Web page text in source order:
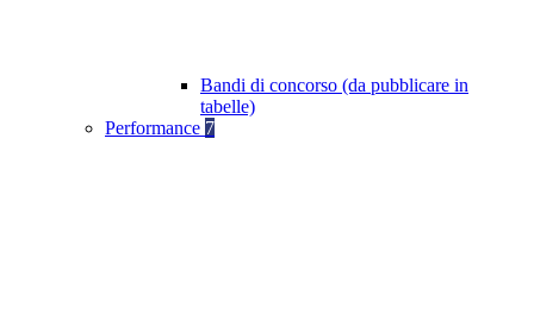
Bandi di concorso (da pubblicare in
tabelle)
Performance 7